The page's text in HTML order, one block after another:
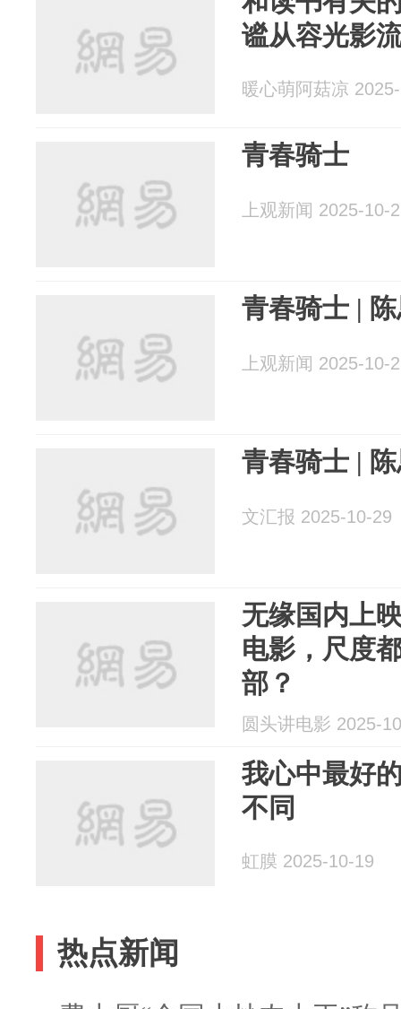
谧从容光影
暖心萌阿菇凉
青春骑士
上观新闻 2025-10-
青春骑士 |
上观新闻 2025-10-
青春骑士 |
文汇报 2025-10-29
无缘国内上
电影，尺度
部？
圆头讲电影 2025-
我心中最好
不同
虹膜 2025-10-19
热点新闻